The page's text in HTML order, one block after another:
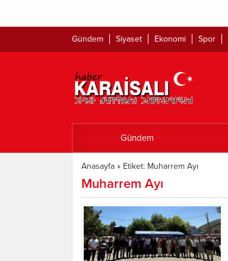
Gündem Siyaset Ekonomi Spor
Gündem
Anasayfa » Etiket: Muharrem Ayı
Muharrem Ayı